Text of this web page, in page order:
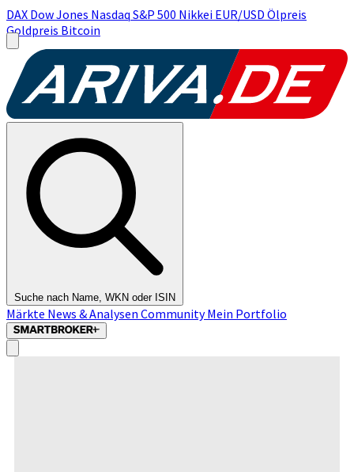
DAX Dow Jones Nasdaq S&P 500 Nikkei EUR/USD Ölpreis
Goldpreis Bitcoin
Suche nach Name, WKN oder ISIN
Märkte News & Analysen CommunityMein Portfolio